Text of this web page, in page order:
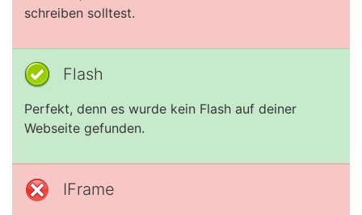
schreiben solltest.
Flash
Perfekt, denn es wurde kein Flash auf deiner
Webseite gefunden.
IFrame